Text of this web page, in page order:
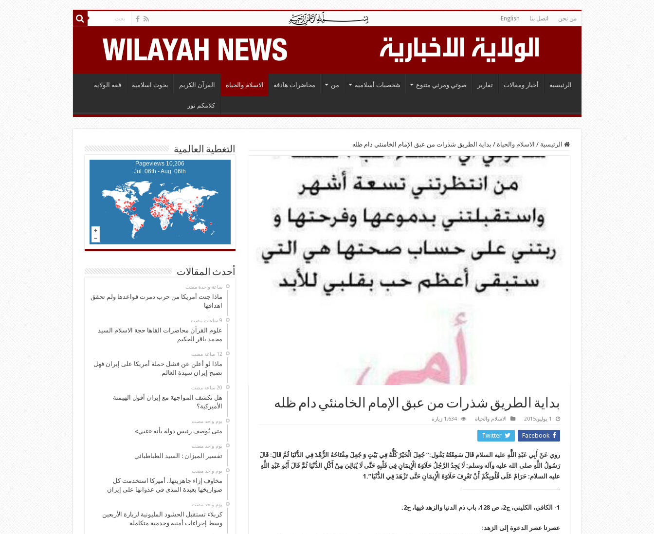
من نحن اتصل بنا English
الرئيسية أخبار ومقالات تقارير صوتي ومرئي متنوع شخصيات أسلامية من محاضرات هادفة الاسلام والحياة القرآن الكريم بحوث اسلامية فقه الولاية
كلامكم نور
الرئيسية / الاسلام والحياة / بداية الطريق شذرات من عبق الإمام الخامنئي دام ظله
بداية الطريق شذرات من عبق الإمام الخامنئي دام ظله
1 يوليو,2015 الاسلام والحياة 1,634 زيارة
Facebook
Twitter
روي عَنْ أَبِي عَبْدِ اللَّهِ عليه السلام قَالَ سَمِعْتُهُ يَقُول:” جُعِلَ الْخَيْرُ كُلُّهُ فِي بَيْتٍ وَ جُعِلَ مِفْتَاحُهُ الزُّهْدَ فِي الدُّنْيَا ثُمَّ قَالَ: قَالَ
رَسُولُ اللَّهِ صلى الله عليه وآله وسلم: لَا يَجِدُ الرَّجُلُ حَلَاوَةَ الْإِيمَانِ فِي قَلْبِهِ حَتَّى لَا يُبَالِيَ مِنْ أَكْلِ الدُّنْيَا ثُمَّ قَالَ أَبُو عَبْدِ اللَّهِ
عليه السلام: حَرَامٌ عَلَى قُلُوبِكُمْ أَنْ تَعْرِفَ حَلَاوَةَ الْإِيمَانِ حَتَّى تَزْهَدَ فِي الدُّنْيَا”.1
1- الكافي، الكليني، ج2، ص 128، باب ذم الدنيا والزهد فيها، ح2.
عصرنا عصر الدعوة إلى الزهد:
التغطية العالمية
10,206 Pageviews
Jul. 06th - Aug. 06th
أحدث المقالات
‏ساعة واحدة مضت
ماذا جنت أمريكا من حرب دمرت قواعدها ولم تحقق
اهدافها
علوم القرآن محاضرات القاها حجة الاسلام السيد
محمد باقر الحكيم
ماذا لو أعلن عن فشل حملة أمريكا على إيران فهل
تصبح إيران سيدة العالم
هل تكشف المواجهة مع إيران أفول الهيمنة
الأميركية؟
‏يوم واحد مضت
متى يُوصف رئيس دولة بأنه «غبي»
‏يوم واحد مضت
تفسير الميزان : السيد الطباطبائي
‏يوم واحد مضت
مخاوف إزاء جاهزيتها.. أميركا استخدمت كل
صواريخها بعيدة المدى في عدوانها على إيران
‏يوم واحد مضت
كربلاء تستقبل الحشود المليونية لزيارة الأربعين
وسط إجراءات أمنية وخدمية متكاملة